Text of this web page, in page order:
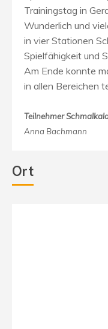
Trainingstag in
Wunderlich und
in vier Stationen
Spielfähigkeit und
Am Ende konnte
in allen Bereichen
Teilnehmer
Anna Bachmann
Ort